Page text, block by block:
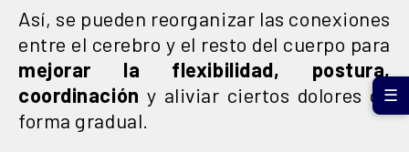
Así, se pueden reorganizar las conexiones
entre el cerebro y el resto del cuerpo para
mejorar la flexibilidad, postura,
coordinación y aliviar ciertos dolores de
forma gradual.
☰